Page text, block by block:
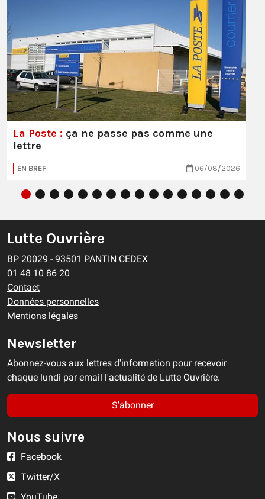
La Poste : ça ne passe pas comme une
lettre
EN BREF 06/08/2026
Lutte Ouvrière
BP 20029 - 93501 PANTIN CEDEX
01 48 10 86 20
Contact
Données personnelles
Mentions légales
Newsletter
Abonnez-vous aux lettres d'information pour recevoir
chaque lundi par email l'actualité de Lutte Ouvrière.
S'abonner
Nous suivre
Facebook
Twitter/X